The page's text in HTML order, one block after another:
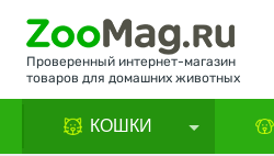
Проверенный интернет-магазин
товаров для домашних животных
КОШКИ